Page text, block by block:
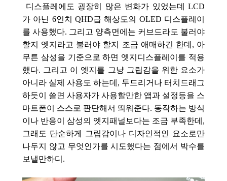
디스플레에도 굉장히 많은 변화가 있었는데 LCD
가 아닌 6인치 QHD급 해상도의 OLED 디스플레이
를 사용했다. 그리고 양측면에는 커브드라도 불러야
할지 엣지라고 불러야 할지 조금 애매하긴 한데, 아
무튼 삼성을 기준으로 하면 엣지디스플레이를 적용
했다. 그리고 이 엣지를 그냥 그립감을 위한 요소가
아니라 실제 사용도 하는데, 두드리거나 터치드래그
하듯이 쓸면 사용자가 사용할만한 앱과 설정등을 스
마트폰이 스스로 판단해서 띄워준다. 동작하는 방식
이나 반응이
삼성의 엣지패널보다는 조금 부족한데,
그래도 단순하게 그립감이나 디자인적인 요소로만
나두지 않고 무엇인가를 시도했다는 점에서 박수를
보낼만하디.